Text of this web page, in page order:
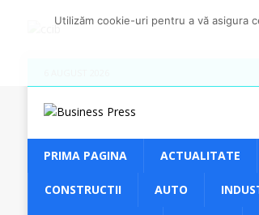
PRIMA PAGINA ACTUALITATE
CONSTRUCTII AUTO
Utilizăm cookie-uri pentru a vă asigura